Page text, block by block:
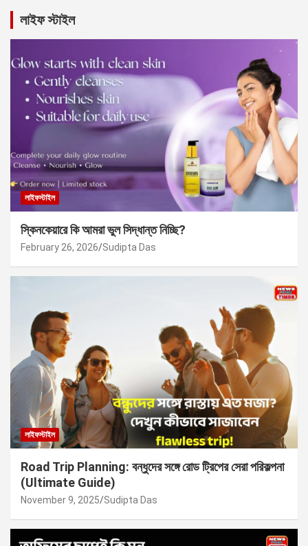
লাইফ স্টাইল
লাইফস্টাইল
স্কিনকেয়ারে কি আমরা ভুল সিদ্ধান্ত নিচ্ছি?
February 26, 2026 Sudipta Das
লাইফস্টাইল
Road Trip Planning: বন্ধুদের সঙ্গে রোড ট্রিপের সেরা পরিকল্পনা
(Ultimate Guide)
November 9, 2025 Sudipta Das